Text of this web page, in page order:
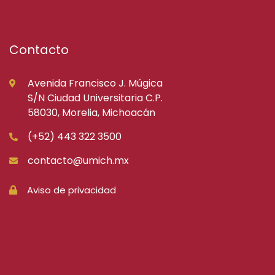
Contacto
Avenida Francisco J. Múgica
S/N Ciudad Universitaria C.P.
58030, Morelia, Michoacán
(+52) 443 322 3500
contacto@umich.mx
Aviso de privacidad